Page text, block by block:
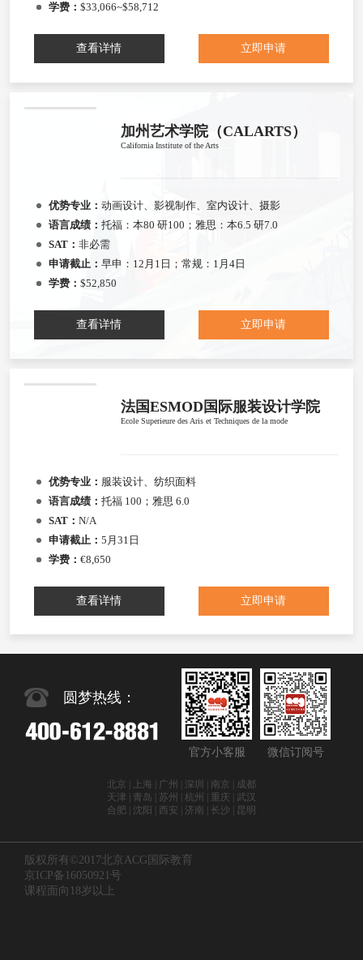
学费： $33,066~$58,712
查看详情 立即申请
加州艺术学院（CALARTS）
California Institute of the Arts
优势专业： 动画设计、影视制作、室内设计、摄影
语言成绩： 托福：本80 研100；雅思：本6.5 研7.0
SAT： 非必需
申请截止： 早申：12月1日；常规：1月4日
学费： $52,850
查看详情 立即申请
法国ESMOD国际服装设计学院
Ecole Superieure des Aris et Techniques de la mode
优势专业： 服装设计、纺织面料
语言成绩： 托福 100；雅思 6.0
SAT： N/A
申请截止： 5月31日
学费： €8,650
查看详情 立即申请
圆梦热线：
官方小客服 微信订阅号
北京 | 上海 | 广州 | 深圳 | 南京 | 成都
天津 | 青岛 | 苏州 | 杭州 | 重庆 | 武汉
合肥 | 沈阳 | 西安 | 济南 | 长沙 | 昆明
版权所有©2017北京ACG国际教育
京ICP备16050921号
课程面向18岁以上